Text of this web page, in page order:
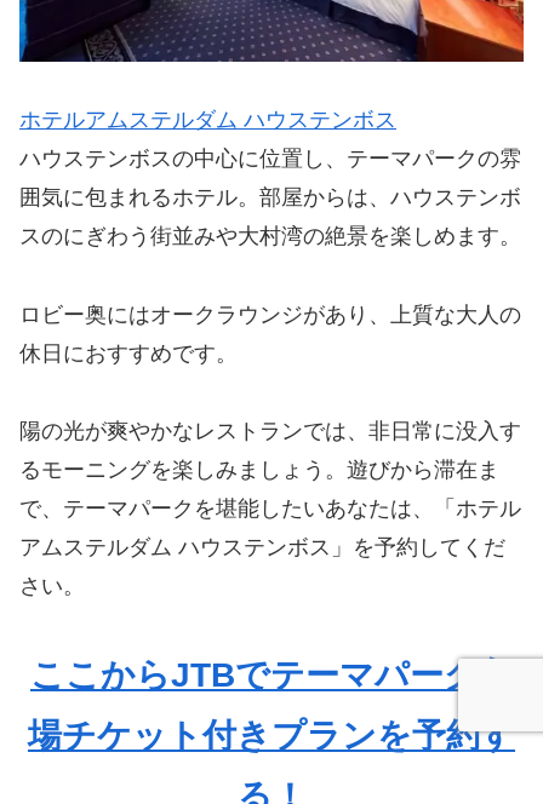
ホテルアムステルダム ハウステンボス
ハウステンボスの中心に位置し、テーマパークの雰
囲気に包まれるホテル。部屋からは、ハウステンボ
スのにぎわう街並みや大村湾の絶景を楽しめます。
ロビー奥にはオークラウンジがあり、上質な大人の
休日におすすめです。
陽の光が爽やかなレストランでは、非日常に没入す
るモーニングを楽しみましょう。遊びから滞在ま
で、テーマパークを堪能したいあなたは、「ホテル
アムステルダム ハウステンボス」を予約してくだ
さい。
ここからJTBでテーマパーク入
場チケット付きプランを予約す
る！